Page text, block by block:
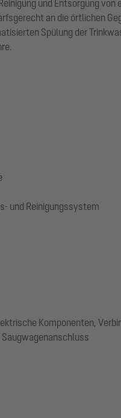
und Entsorgung
an die örtlichen
Spülung der
und Reinigungssystem
Komponenten,